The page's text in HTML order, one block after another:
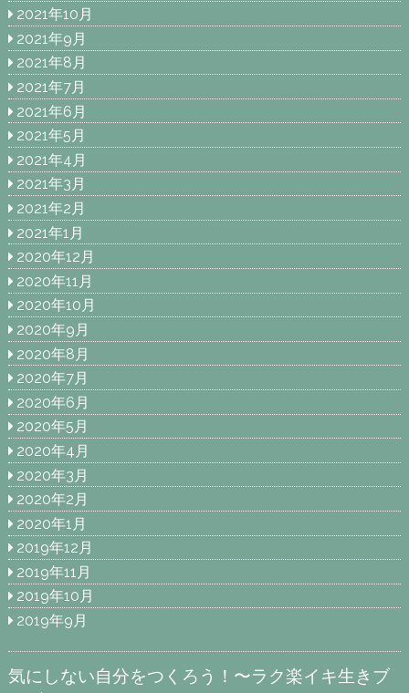
2021年10月
2021年9月
2021年8月
2021年7月
2021年6月
2021年5月
2021年4月
2021年3月
2021年2月
2021年1月
2020年12月
2020年11月
2020年10月
2020年9月
2020年8月
2020年7月
2020年6月
2020年5月
2020年4月
2020年3月
2020年2月
2020年1月
2019年12月
2019年11月
2019年10月
2019年9月
気にしない自分をつくろう！〜ラク楽イキ生きブ